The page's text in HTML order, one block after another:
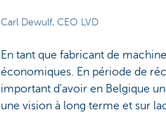
Carl Dewulf, CEO LVD
En tant que fabricant de
économiques. En période de
important d'avoir en Belgique
une vision à long terme et sur